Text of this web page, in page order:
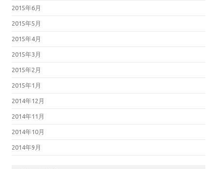
2015年6月
2015年5月
2015年4月
2015年3月
2015年2月
2015年1月
2014年12月
2014年11月
2014年10月
2014年9月